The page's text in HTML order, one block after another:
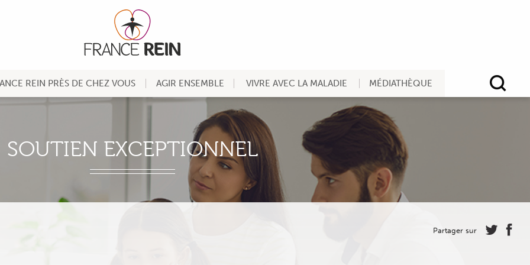
REIN PRÈS DE CHEZ VOUS AGIR ENSEMBLE VIVRE AVEC LA MALADIE MÉDIATHÈQUE
SOUTIEN EXCEPTIONNEL
Partager sur